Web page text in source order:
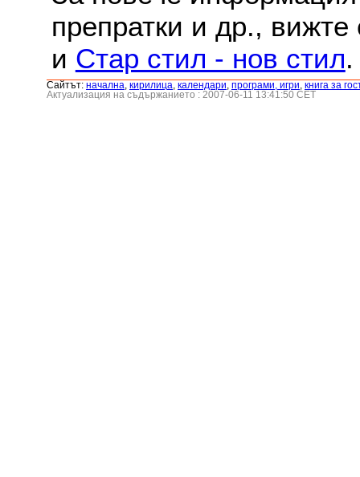
препратки и др.,
и Стар стил - нов стил.
Сайтът: началнa кирилица календари програми, игри книга за
Актуализация на съдържанието : 2007-06-11 13:41:50 CET